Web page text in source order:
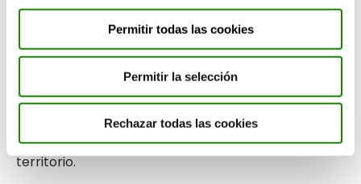
Permitir todas las cookies
Permitir la selección
Rechazar todas las cookies
2. Recopilación de datos del
conocer la realidad del ecosistema donde se
ubicará la actividad. Se analizan factores como la
calidad del aire, la hidrología, la presencia de
especies protegidas o la conectividad ecológica del
territorio.